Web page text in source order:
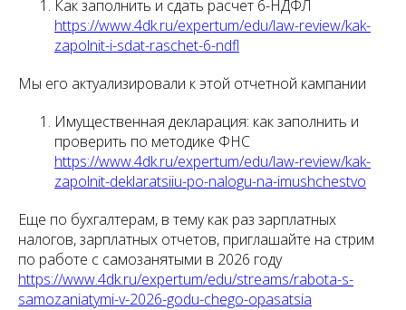
Как заполнить и сдать расчет 6-НДФЛ
https://www.4dk.ru/expertum/edu/law-review/kak-
zapolnit-i-sdat-raschet-6-ndfl
Мы его актуализировали к этой отчетной кампании
Имущественная декларация: как заполнить и
проверить по методике ФНС
https://www.4dk.ru/expertum/edu/law-review/kak-
zapolnit-deklaratsiiu-po-nalogu-na-imushchestvo
Еще по бухгалтерам, в тему как раз зарплатных
налогов, зарплатных отчетов, приглашайте на стрим
по работе с самозанятыми в 2026 году
https://www.4dk.ru/expertum/edu/streams/rabota-s-
samozaniatymi-v-2026-godu-chego-opasatsia